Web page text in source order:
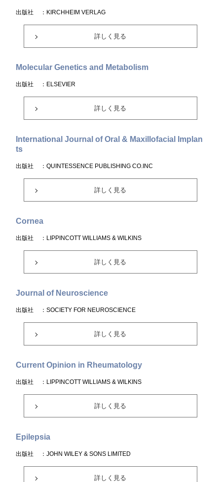
出版社 ：KIRCHHEIM VERLAG
詳しく見る
Molecular Genetics and Metabolism
出版社 ：ELSEVIER
詳しく見る
International Journal of Oral & Maxillofacial Implan
ts
出版社 ：QUINTESSENCE PUBLISHING CO.INC
詳しく見る
Cornea
出版社 ：LIPPINCOTT WILLIAMS & WILKINS
詳しく見る
Journal of Neuroscience
出版社 ：SOCIETY FOR NEUROSCIENCE
詳しく見る
Current Opinion in Rheumatology
出版社 ：LIPPINCOTT WILLIAMS & WILKINS
詳しく見る
Epilepsia
出版社 ：JOHN WILEY & SONS LIMITED
詳しく見る